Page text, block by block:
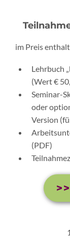
im Preis
Lehrbuch
(Wert €
Seminar-
oder
Version
(PDF)